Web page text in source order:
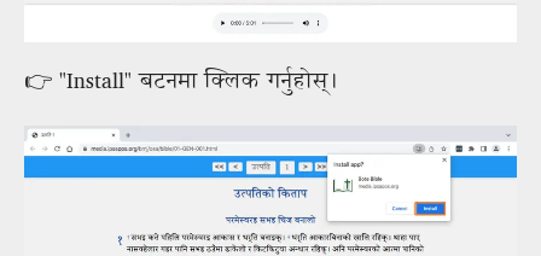
👉 "Install" बटनमा क्लिक गर्नुहोस्।